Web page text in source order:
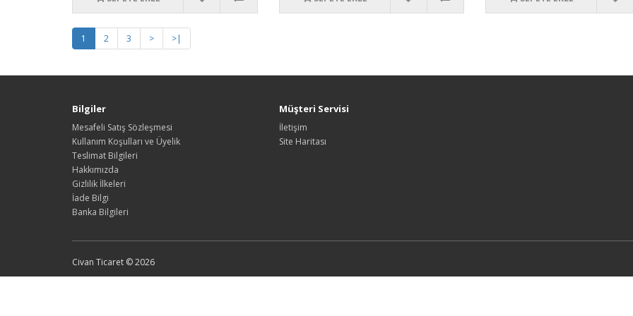
1 2 3 > >|
Bilgiler
Mesafeli Satış Sözleşmesi
Kullanım Koşulları ve Üyelik
Teslimat Bilgileri
Hakkımızda
Gizlilik İlkeleri
İade Bilgi
Banka Bilgileri
Müşteri Servisi
İletişim
Site Haritası
Civan Ticaret © 2026